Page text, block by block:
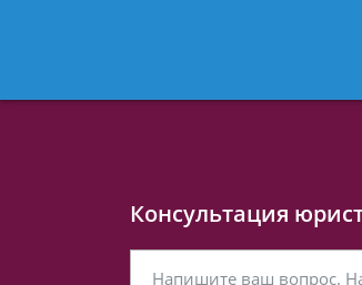
Консультация